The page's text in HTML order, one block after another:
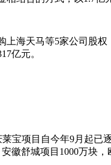
海天马等5家公司股权
亿元。
宝项目自今年9月起
徽舒城项目1000万块